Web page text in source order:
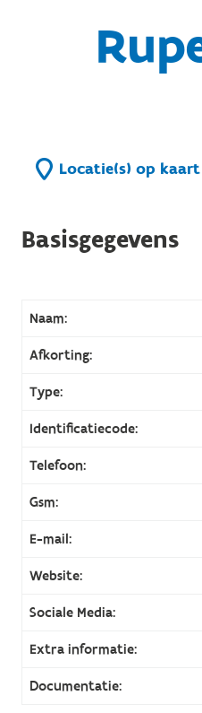
Locatie(s) op kaart
Basisgegevens
Naam:
Afkorting:
Type:
Identificatiecode:
Telefoon:
Gsm:
E-mail:
Website:
Sociale Media:
Extra informatie:
Documentatie: